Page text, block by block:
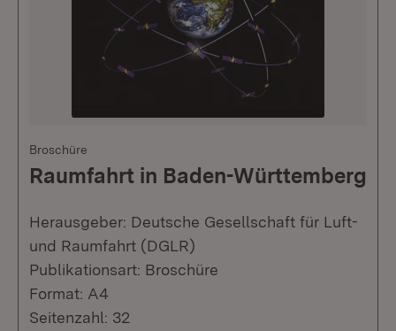
Broschüre
Raumfahrt in Baden-Württemberg
Herausgeber: Deutsche Gesellschaft für Luft-
und Raumfahrt (DGLR)
Publikationsart: Broschüre
Format: A4
Seitenzahl: 32